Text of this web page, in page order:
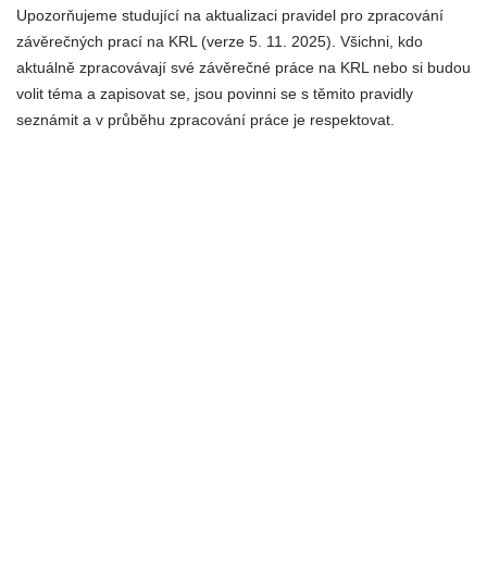
Upozorňujeme studující na aktualizaci pravidel pro zpracování
závěrečných prací na KRL (verze 5. 11. 2025). Všichni, kdo
aktuálně zpracovávají své závěrečné práce na KRL nebo si budou
volit téma a zapisovat se, jsou povinni se s těmito pravidly
seznámit a v průběhu zpracování práce je respektovat.